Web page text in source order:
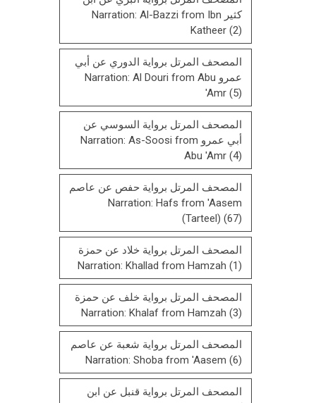
كثير Narration: Al-Bazzi from Ibn
Katheer (2)
المصحف المرتل برواية الدوري عن أبي
عمرو Narration: Al Douri from Abu
'Amr (5)
المصحف المرتل برواية السوسي عن
أبي عمرو Narration: As-Soosi from
Abu 'Amr (4)
المصحف المرتل برواية حفص عن عاصم
Narration: Hafs from 'Aasem
(Tarteel) (67)
المصحف المرتل برواية خلاد عن حمزة
Narration: Khallad from Hamzah (1)
المصحف المرتل برواية خلف عن حمزة
Narration: Khalaf from Hamzah (3)
المصحف المرتل برواية شعبة عن عاصم
Narration: Shoba from 'Aasem (6)
المصحف المرتل برواية قنبل عن ابن